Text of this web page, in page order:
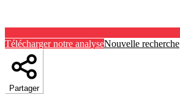
Télécharger notre analyseNouvelle recherche
Partager